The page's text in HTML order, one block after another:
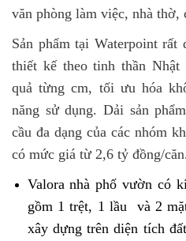
văn phòng làm việc, nhà
Sản phẩm tại Waterpoint rất
thiết kế theo tinh thần Nhật
quả từng cm, tối ưu hóa
năng sử dụng. Dải sản
cầu đa dạng của các nhóm
có mức giá từ 2,6 tỷ đồng/
Valora nhà phố vườn có
gồm 1 trệt, 1 lầu và 2
xây dựng trên diện tích